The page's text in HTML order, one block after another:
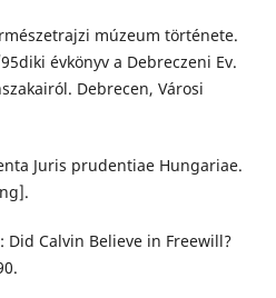
múzeum története.
évkönyv a Debreczeni Ev.
Debrecen, Városi
Juris prudentiae Hungariae.
Did Calvin Believe in Freewill?